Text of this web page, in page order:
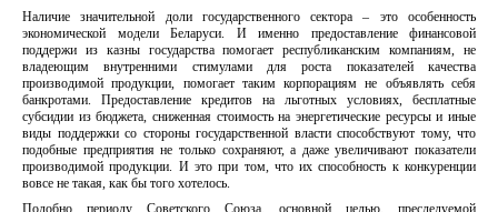
Наличие значительной доли государственного сектора – это особенность
экономической модели Беларуси. И именно предоставление финансовой
поддержи из казны государства помогает республиканским компаниям, не
владеющим внутренними стимулами для роста показателей качества
производимой продукции, помогает таким корпорациям не объявлять себя
банкротами. Предоставление кредитов на льготных условиях, бесплатные
субсидии из бюджета, сниженная стоимость на энергетические ресурсы и иные
виды поддержки со стороны государственной власти способствуют тому, что
подобные предприятия не только сохраняют, а даже увеличивают показатели
производимой продукции. И это при том, что их способность к конкуренции
вовсе не такая, как бы того хотелось.
Подобно периоду Советского Союза, основной целью, преследуемой